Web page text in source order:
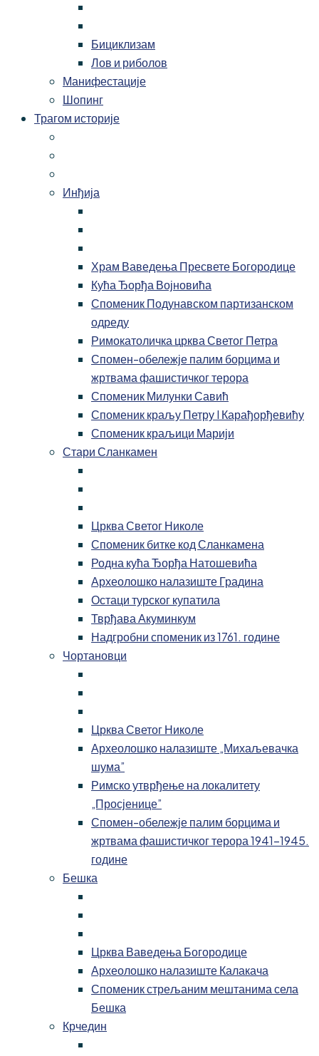
Бициклизам
Лов и риболов
Манифестације
Шопинг
Трагом историје
Инђија
Храм Ваведења Пресвете Богородице
Кућа Ђорђа Војновића
Споменик Подунавском партизанском
одреду
Римокатоличка црква Светог Петра
Спомен-обележје палим борцима и
жртвама фашистичког терора
Споменик Милунки Савић
Споменик краљу Петру I Карађорђевићу
Споменик краљици Марији
Стари Сланкамен
Црква Светог Николе
Споменик битке код Сланкамена
Родна кућа Ђорђа Натошевића
Археолошко налазиште Градина
Остаци турског купатила
Тврђава Акуминкум
Надгробни споменик из 1761. године
Чортановци
Црква Светог Николе
Археолошко налазиште „Михаљевачка
шума”
Римско утврђење на локалитету
„Просјенице”
Спомен-обележје палим борцима и
жртвама фашистичког терора 1941-1945.
године
Бешка
Црква Ваведења Богородице
Археолошко налазиште Калакача
Споменик стрељаним мештанима села
Бешка
Крчедин